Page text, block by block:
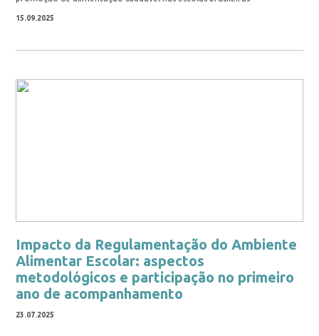
15.09.2025
Impacto da Regulamentação do Ambiente
Alimentar Escolar: aspectos
metodológicos e participação no primeiro
ano de acompanhamento
23.07.2025